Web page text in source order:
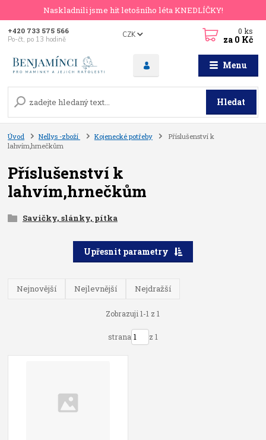
Naskladnili jsme hit letošního léta KNEDLÍČKY!
Menu
CZK
Hledat
+420 733 575 566
Po-čt, po 13 hodině
0ks
za 0 Kč
Úvod Nellys -zboží Kojenecké potřeby
Příslušenství k
lahvím,hrnečkům
Příslušenství k
lahvím,hrnečkům
Savičky, slánky, pítka
Upřesnit parametry
Nejnovější Nejlevnější Nejdražší
Zobrazuji 1-1 z 1
strana z 1